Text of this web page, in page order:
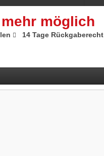
möglich
14 Tage Rückgaberecht